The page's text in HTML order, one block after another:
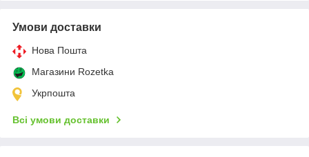
Умови доставки
Нова Пошта
Магазини Rozetka
Укрпошта
Всі умови доставки